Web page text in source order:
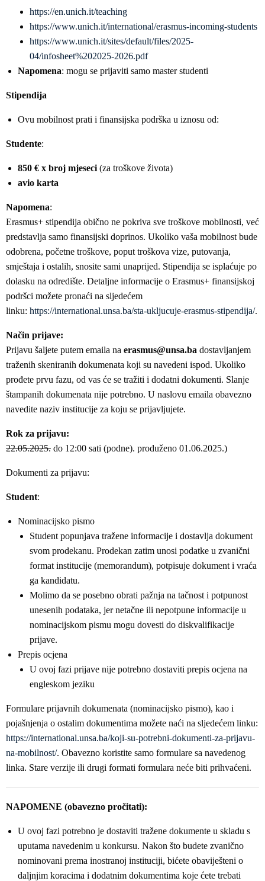
https://en.unich.it/teaching
https://www.unich.it/international/erasmus-incoming-students
https://www.unich.it/sites/default/files/2025-
04/infosheet%202025-2026.pdf
Napomena: mogu se prijaviti samo master studenti
Stipendija
Ovu mobilnost prati i finansijska podrška u iznosu od:
Studente:
850 € x broj mjeseci (za troškove života)
avio karta
Napomena:
Erasmus+ stipendija obično ne pokriva sve troškove mobilnosti, već
predstavlja samo finansijski doprinos. Ukoliko vaša mobilnost bude
odobrena, početne troškove, poput troškova vize, putovanja,
smještaja i ostalih, snosite sami unaprijed. Stipendija se isplaćuje po
dolasku na odredište. Detaljne informacije o Erasmus+ finansijskoj
podršci možete pronaći na sljedećem
linku: https://international.unsa.ba/sta-ukljucuje-erasmus-stipendija/.
Način prijave:
Prijavu šaljete putem emaila na erasmus@unsa.ba dostavljanjem
traženih skeniranih dokumenata koji su navedeni ispod. Ukoliko
prođete prvu fazu, od vas će se tražiti i dodatni dokumenti. Slanje
štampanih dokumenata nije potrebno. U naslovu emaila obavezno
navedite naziv institucije za koju se prijavljujete.
Rok za prijavu:
22.05.2025. do 12:00 sati (podne). produženo 01.06.2025.)
Dokumenti za prijavu:
Student:
Nominacijsko pismo
Student popunjava tražene informacije i dostavlja dokument
svom prodekanu. Prodekan zatim unosi podatke u zvanični
format institucije (memorandum), potpisuje dokument i vraća
ga kandidatu.
Molimo da se posebno obrati pažnja na tačnost i potpunost
unesenih podataka, jer netačne ili nepotpune informacije u
nominacijskom pismu mogu dovesti do diskvalifikacije
prijave.
Prepis ocjena
U ovoj fazi prijave nije potrebno dostaviti prepis ocjena na
engleskom jeziku
Formulare prijavnih dokumenata (nominacijsko pismo), kao i
pojašnjenja o ostalim dokumentima možete naći na sljedećem linku:
https://international.unsa.ba/koji-su-potrebni-dokumenti-za-prijavu-
na-mobilnost/. Obavezno koristite samo formulare sa navedenog
linka. Stare verzije ili drugi formati formulara neće biti prihvaćeni.
NAPOMENE (obavezno pročitati):
U ovoj fazi potrebno je dostaviti tražene dokumente u skladu s
uputama navedenim u konkursu. Nakon što budete zvanično
nominovani prema inostranoj instituciji, bićete obaviješteni o
daljnjim koracima i dodatnim dokumentima koje ćete trebati